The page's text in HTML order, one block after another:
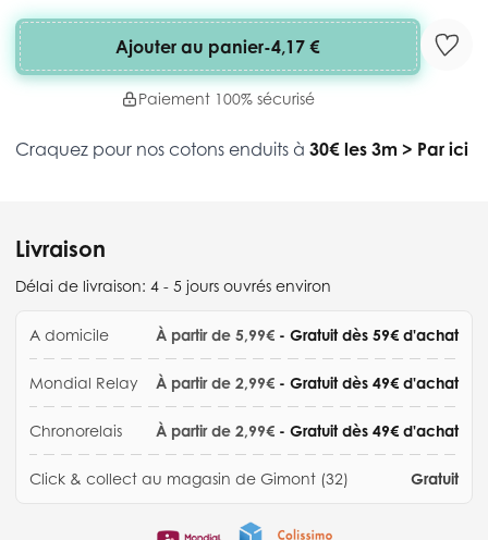
Ajouter au panier-4,17 €
Paiement 100% sécurisé
Craquez pour nos cotons enduits à 30€ les 3m > Par ici
Livraison
Délai de livraison: 4 - 5 jours ouvrés environ
A domicile À partir de 5,99€ - Gratuit dès 59€ d'achat
Mondial Relay À partir de 2,99€ - Gratuit dès 49€ d'achat
Chronorelais À partir de 2,99€ - Gratuit dès 49€ d'achat
Click & collect au magasin de Gimont (32) Gratuit